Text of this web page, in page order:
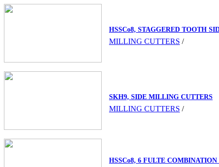
HSSCo8, STAGGERED TOOTH
MILLING CUTTERS /
SKH9, SIDE MILLING CUTTERS
MILLING CUTTERS /
HSSCo8, 6 FULTE